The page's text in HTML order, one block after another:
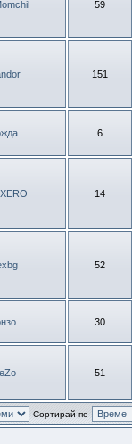
59
151
6
14
52
30
51
Сортирай по